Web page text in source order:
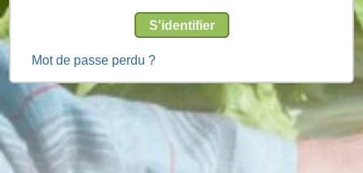
S'identifier
Mot de passe perdu ?